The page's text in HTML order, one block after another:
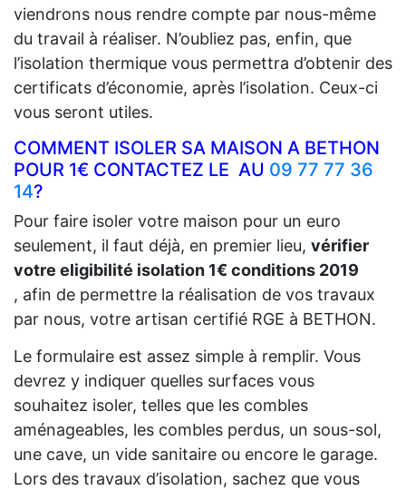
viendrons nous rendre compte par nous-même
du travail à réaliser. N’oubliez pas, enfin, que
l’isolation thermique vous permettra d’obtenir des
certificats d’économie, après l’isolation. Ceux-ci
vous seront utiles.
COMMENT ISOLER SA MAISON A BETHON
POUR 1€ CONTACTEZ LE AU 09 77 77 36
14?
Pour faire isoler votre maison pour un euro
seulement, il faut déjà, en premier lieu, vérifier
votre eligibilité isolation 1€ conditions 2019
, afin de permettre la réalisation de vos travaux
par nous, votre artisan certifié RGE à BETHON.
Le formulaire est assez simple à remplir. Vous
devrez y indiquer quelles surfaces vous
souhaitez isoler, telles que les combles
aménageables, les combles perdus, un sous-sol,
une cave, un vide sanitaire ou encore le garage.
Lors des travaux d’isolation, sachez que vous